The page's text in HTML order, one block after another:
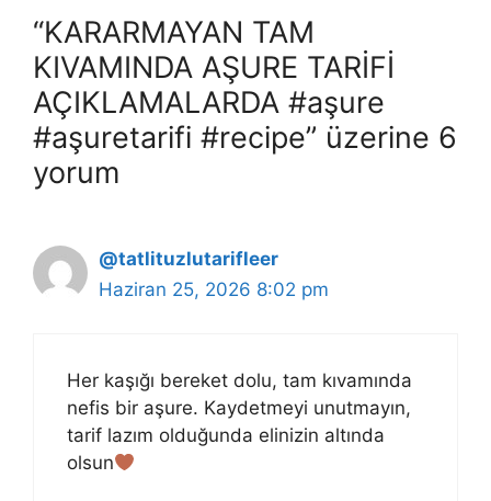
“KARARMAYAN TAM
KIVAMINDA AŞURE TARİFİ
AÇIKLAMALARDA #aşure
#aşuretarifi #recipe” üzerine 6
yorum
@tatlituzlutarifleer
Haziran 25, 2026 8:02 pm
Her kaşığı bereket dolu, tam kıvamında
nefis bir aşure. Kaydetmeyi unutmayın,
tarif lazım olduğunda elinizin altında
olsun